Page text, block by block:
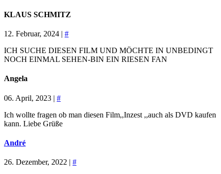
KLAUS SCHMITZ
12. Februar, 2024 | #
ICH SUCHE DIESEN FILM UND MÖCHTE IN UNBEDINGT
NOCH EINMAL SEHEN-BIN EIN RIESEN FAN
Angela
06. April, 2023 | #
Ich wollte fragen ob man diesen Film,,Inzest ,,auch als DVD kaufen
kann. Liebe Grüße
André
26. Dezember, 2022 | #